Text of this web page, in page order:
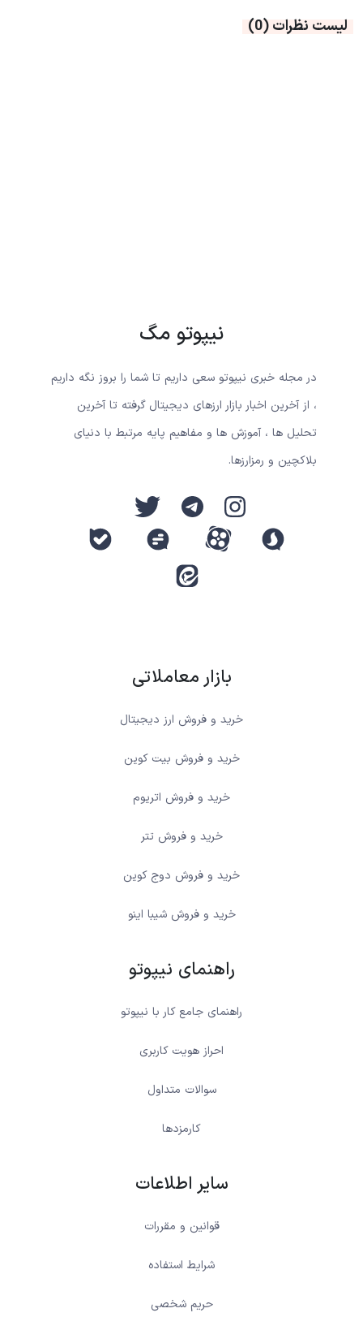
لیست نظرات(0)
نیپوتو مگ
در مجله خبری نیپوتو سعی داریم تا شما را بروز نگه داریم
، از آخرین اخبار بازار ارزهای دیجیتال گرفته تا آخرین
تحلیل ها ، آموزش ها و مفاهیم پایه مرتبط با دنیای
بلاکچین و رمزارزها.
بازار معاملاتی
خرید و فروش ارز دیجیتال
خرید و فروش بیت کوین
خرید و فروش اتریوم
خرید و فروش تتر
خرید و فروش دوج کوین
خرید و فروش شیبا اینو
راهنمای نیپوتو
راهنمای جامع کار با نیپوتو
احراز هویت کاربری
سوالات متداول
کارمزدها
سایر اطلاعات
قوانین و مقررات
شرایط استفاده
حریم شخصی